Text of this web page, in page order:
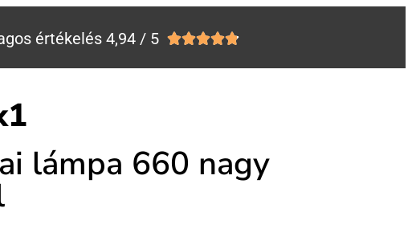
értékelés 4,94 / 5 
lámpa 660 nagy